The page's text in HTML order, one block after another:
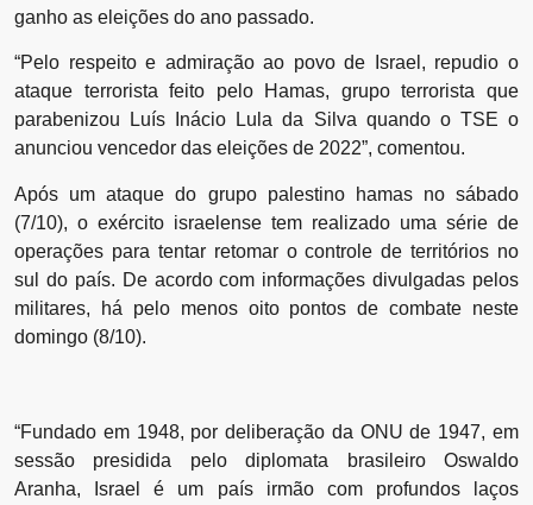
ganho as eleições do ano passado.
“Pelo respeito e admiração ao povo de Israel, repudio o
ataque terrorista feito pelo Hamas, grupo terrorista que
parabenizou Luís Inácio Lula da Silva quando o TSE o
anunciou vencedor das eleições de 2022”, comentou.
Após um ataque do grupo palestino hamas no sábado
(7/10), o exército israelense tem realizado uma série de
operações para tentar retomar o controle de territórios no
sul do país. De acordo com informações divulgadas pelos
militares, há pelo menos oito pontos de combate neste
domingo (8/10).
“Fundado em 1948, por deliberação da ONU de 1947, em
sessão presidida pelo diplomata brasileiro Oswaldo
Aranha, Israel é um país irmão com profundos laços